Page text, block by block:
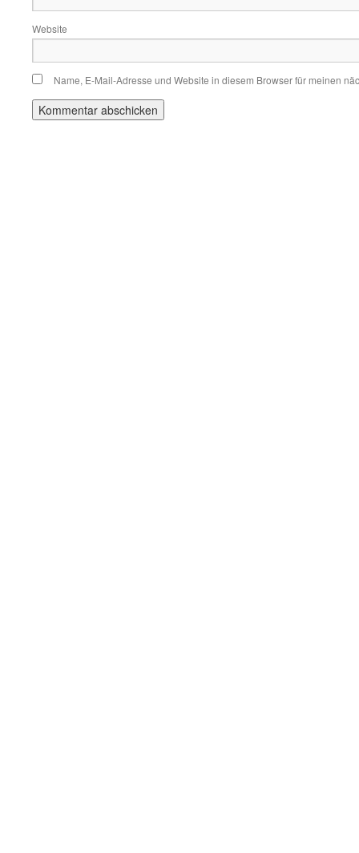
Website
Name, E-Mail-Adresse und Website in diesem Browser für meinen